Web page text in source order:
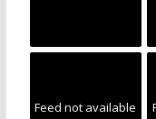
Feed not available